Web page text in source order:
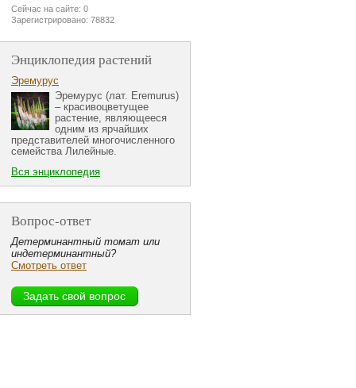
Сейчас на сайте: 0
Зарегистрировано: 78832
Энциклопедия растений
Эремурус
Эремурус (лат. Eremurus)
– красивоцветущее
растение, являющееся
одним из ярчайших
представителей многочисленного
семейства Лилейные.
Вся энциклопедия
Вопрос-ответ
Детерминантный томат или
индетерминантный?
Смотреть ответ